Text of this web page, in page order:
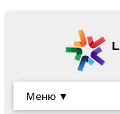
Меню ▼